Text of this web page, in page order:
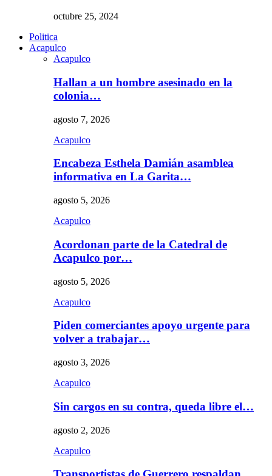
octubre 25, 2024
Politica
Acapulco
Acapulco
Hallan a un hombre asesinado en la
colonia…
agosto 7, 2026
Acapulco
Encabeza Esthela Damián asamblea
informativa en La Garita…
agosto 5, 2026
Acapulco
Acordonan parte de la Catedral de
Acapulco por…
agosto 5, 2026
Acapulco
Piden comerciantes apoyo urgente para
volver a trabajar…
agosto 3, 2026
Acapulco
Sin cargos en su contra, queda libre el…
agosto 2, 2026
Acapulco